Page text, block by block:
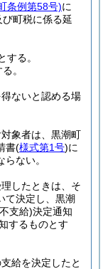
条例第58号)に
び町税に係る延
する。
。
ないと認める場
象者は、黒潮町
書(様式第1号)に
ない。
したときは、そ
て決定し、黒潮
支給)決定通知
するものとす
給を決定したと